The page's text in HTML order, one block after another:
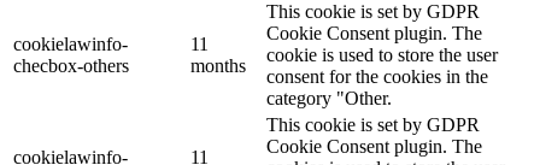
cookielawinfo-
checbox-others
11
months
This cookie is set by GDPR
Cookie Consent plugin. The
cookie is used to store the user
consent for the cookies in the
category "Other.
cookielawinfo-
11
This cookie is set by GDPR
Cookie Consent plugin. The